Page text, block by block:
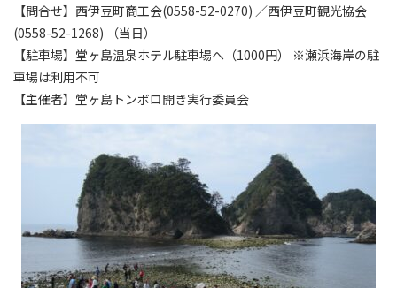
【問合せ】西伊豆町商工会(0558-52-0270) ／西伊豆町観光協会
(0558-52-1268) （当日）
【駐車場】堂ヶ島温泉ホテル駐車場へ（1000円） ※瀬浜海岸の駐
車場は利用不可
【主催者】堂ヶ島トンボロ開き実行委員会